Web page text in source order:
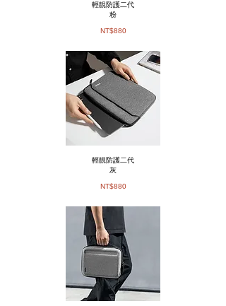
輕靚防護二代
粉
​NT$880
輕靚防護二代
灰
​NT$880